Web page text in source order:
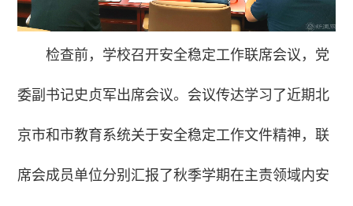
检查前，学校召开安全稳定工作联席会议，党
委副书记史贞军出席会议。会议传达学习了近期北
京市和市教育系统关于安全稳定工作文件精神，联
席会成员单位分别汇报了秋季学期在主责领域内安